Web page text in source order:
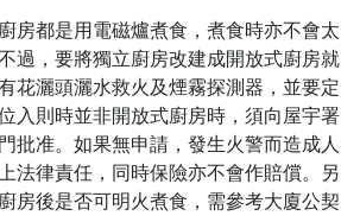
房都是用電磁爐煮食，煮食時亦不會太
過，要將獨立廚房改建成開放式廚房就
花灑頭灑水救火及煙霧探測器，並要定
入則時並非開放式廚房時，須向屋宇署
批准。如果無申請，發生火警而造成人
法律責任，同時保險亦不會作賠償。另
房後是否可明火煮食，需參考大廈公契